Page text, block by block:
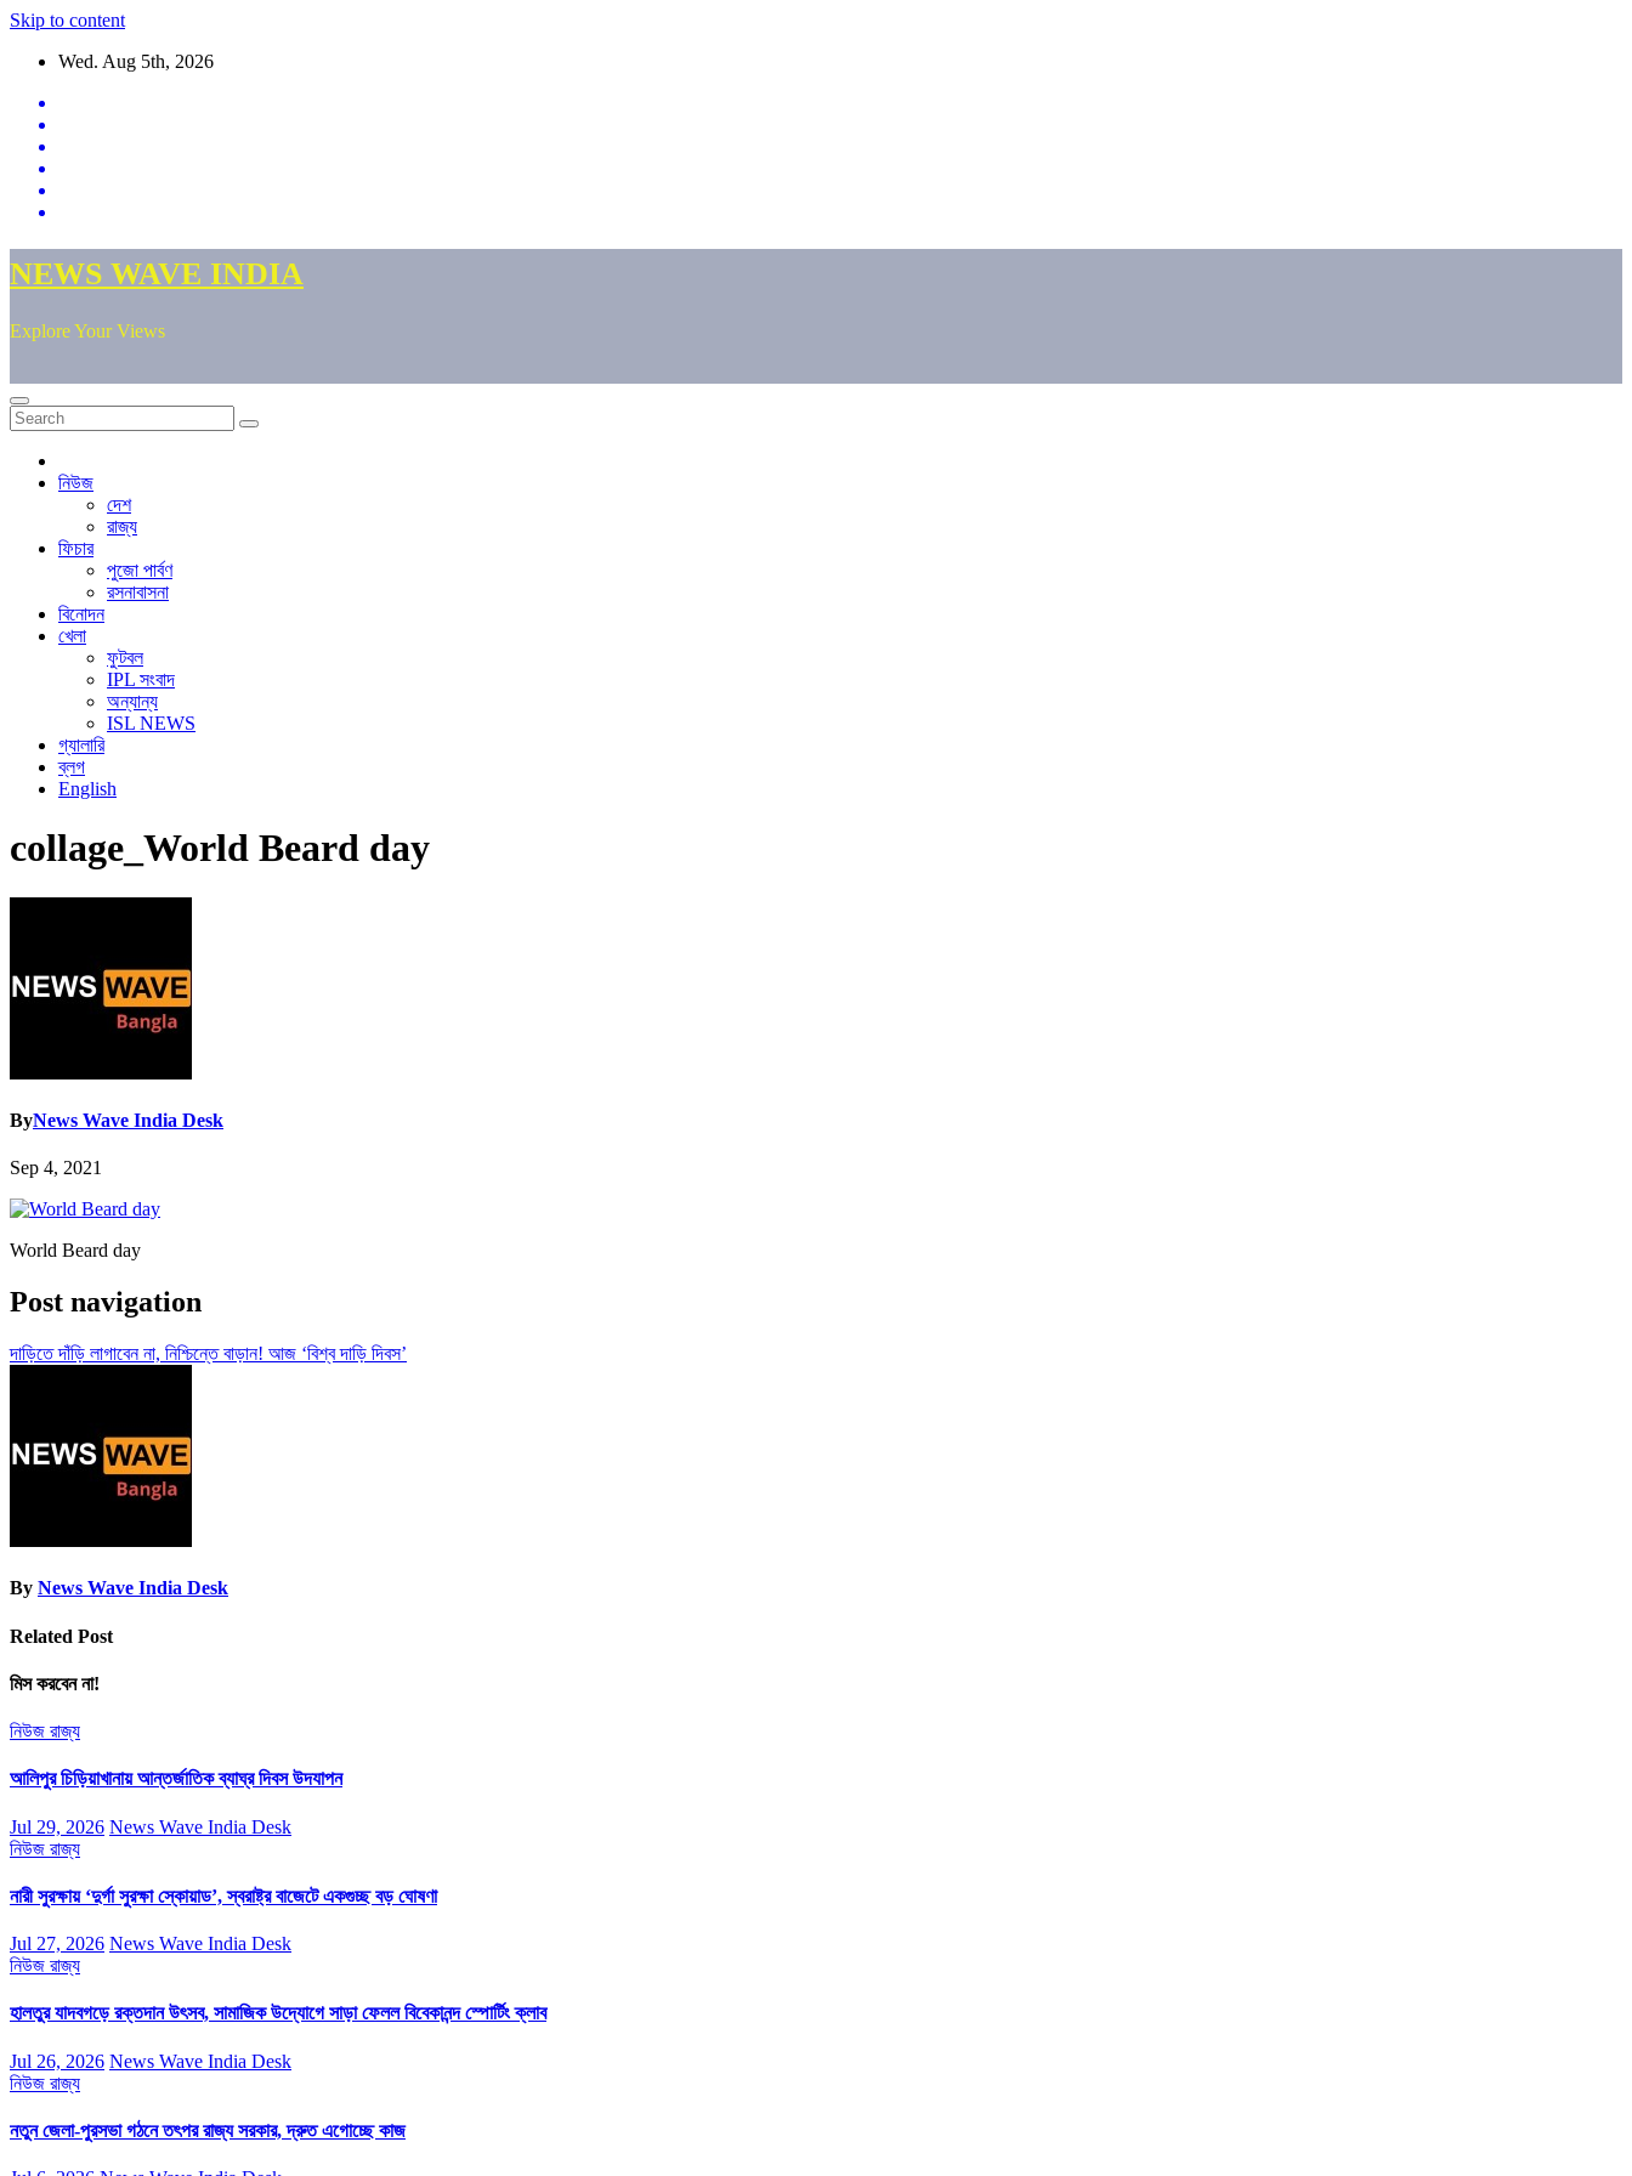
Skip to content
Wed. Aug 5th, 2026
NEWS WAVE INDIA
Explore Your Views
নিউজ
দেশ
রাজ্য
ফিচার
পুজো পার্বণ
রসনাবাসনা
বিনোদন
খেলা
ফুটবল
IPL সংবাদ
অন্যান্য
ISL NEWS
গ্যালারি
ব্লগ
English
collage_World Beard day
ByNews Wave India Desk
Sep 4, 2021
World Beard day
Post navigation
দাড়িতে দাঁড়ি লাগাবেন না, নিশ্চিন্তে বাড়ান! আজ ‘বিশ্ব দাড়ি দিবস’
By News Wave India Desk
Related Post
মিস করবেন না!
নিউজ রাজ্য
আলিপুর চিড়িয়াখানায় আন্তর্জাতিক ব্যাঘ্র দিবস উদযাপন
Jul 29, 2026 News Wave India Desk
নিউজ রাজ্য
নারী সুরক্ষায় ‘দুর্গা সুরক্ষা স্কোয়াড’, স্বরাষ্ট্র বাজেটে একগুচ্ছ বড় ঘোষণা
Jul 27, 2026 News Wave India Desk
নিউজ রাজ্য
হালতুর যাদবগড়ে রক্তদান উৎসব, সামাজিক উদ্যোগে সাড়া ফেলল বিবেকানন্দ স্পোর্টিং ক্লাব
Jul 26, 2026 News Wave India Desk
নিউজ রাজ্য
নতুন জেলা-পুরসভা গঠনে তৎপর রাজ্য সরকার, দ্রুত এগোচ্ছে কাজ